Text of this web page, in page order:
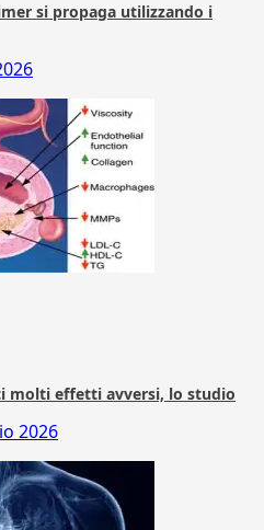
si propaga utilizzando i
effetti avversi, lo studio
2026